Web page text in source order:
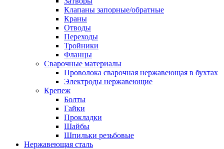
Клапаны запорные/обратные
Краны
Отводы
Переходы
Тройники
Фланцы
Сварочные материалы
Проволока сварочная нержавеющая в бухтах
Электроды нержавеющие
Крепеж
Болты
Гайки
Прокладки
Шайбы
Шпильки резьбовые
Нержавеющая сталь